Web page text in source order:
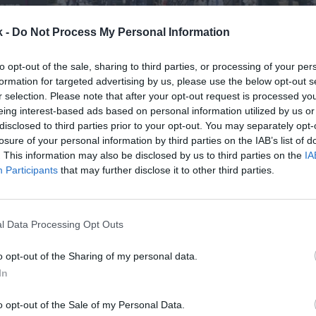
- Do Not Process My Personal Information
opt-out of the sale, sharing to third parties, or processing of your
for targeted advertising by us, please use the below opt-out
selection. Please note that after your opt-out request is processed
interest-based ads based on personal information utilized by us
to third parties prior to your opt-out. You may separately
of your personal information by third parties on the IAB’s list of
This information may also be disclosed by us to third parties on the
Participants that may further disclose it to other third parties.
Data Processing Opt Outs
opt-out of the Sharing of my personal data.
opt-out of the Sale of my Personal Data.
26 de octubre de 2020
Guardar Me gusta
suma activos en el segmento del retail deportivo.
un outlet de 740 metros cuadradosque
también han abierto establecimientos Vans,
de moda deportiva Champion también contará
en el centro comercial.
estaban previstas para el primer semestre de